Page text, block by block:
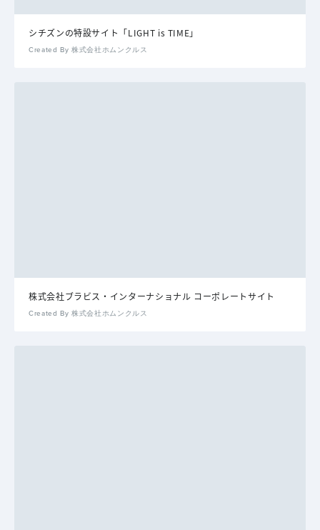
シチズンの特設サイト「LIGHT is TIME」
Created By 株式会社ホムンクルス
株式会社ブラビス・インターナショナル コーポレートサイト
Created By 株式会社ホムンクルス